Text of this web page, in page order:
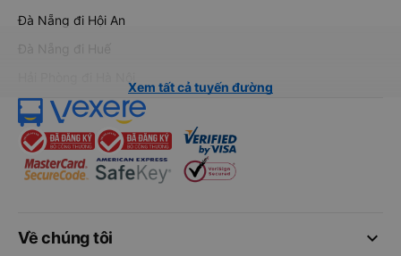
Đà Nẵng đi Hội An
Đà Nẵng đi Huế
Xem tất cả tuyến đường
keyboard_arrow_down
Về chúng tôi